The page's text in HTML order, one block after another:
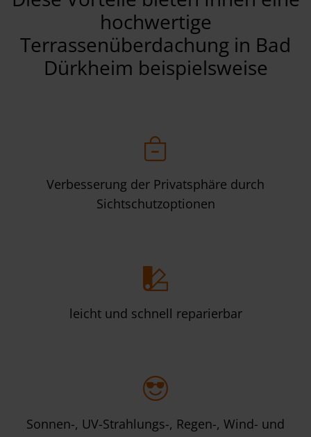
hochwertige
Terrassenüberdachung in Bad
Dürkheim beispielsweise
Verbesserung der Privatsphäre durch
Sichtschutzoptionen
leicht und schnell reparierbar
Sonnen-, UV-Strahlungs-, Regen-, Wind- und